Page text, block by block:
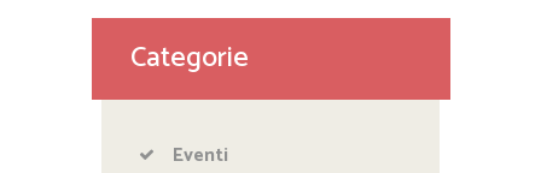
Categorie
Eventi